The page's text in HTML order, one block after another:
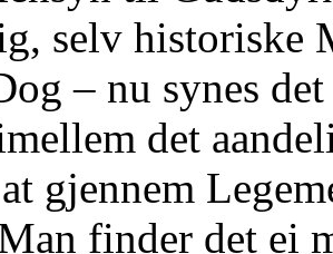
selv historiske
‒ nu synes
det
gjennem
finder det ei